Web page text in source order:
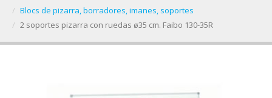
Blocs de pizarra, borradores, imanes, soportes
2 soportes pizarra con ruedas ø35 cm. Faibo 130-35R